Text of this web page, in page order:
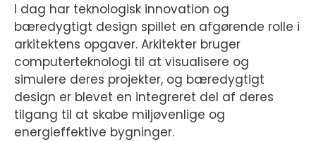
I dag har teknologisk innovation og
bæredygtigt design spillet en afgørende rolle i
arkitektens opgaver. Arkitekter bruger
computerteknologi til at visualisere og
simulere deres projekter, og bæredygtigt
design er blevet en integreret del af deres
tilgang til at skabe miljøvenlige og
energieffektive bygninger.